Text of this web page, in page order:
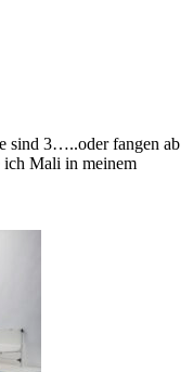
sind 3…..oder fangen ab
ich Mali in meinem